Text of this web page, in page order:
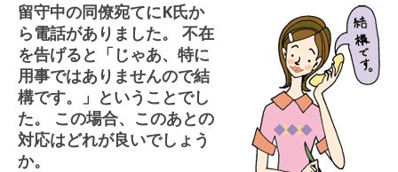
留守中の同僚宛てにK氏か
ら電話がありました。 不在
を告げると「じゃあ、特に
用事ではありませんので結
構です。」ということでし
た。 この場合、このあとの
対応はどれが良いでしょう
か。